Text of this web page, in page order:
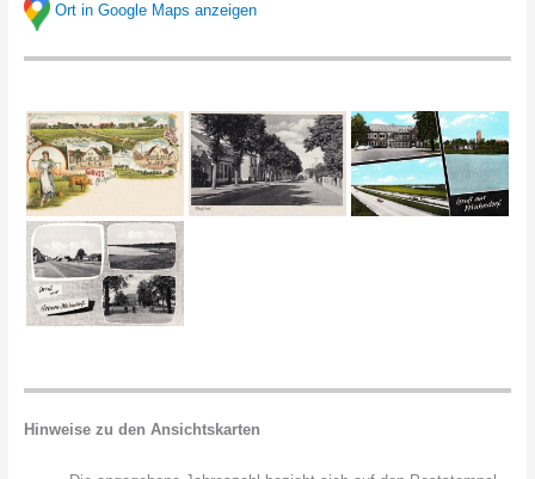
Ort in Google Maps anzeigen
Hinweise zu den Ansichtskarten